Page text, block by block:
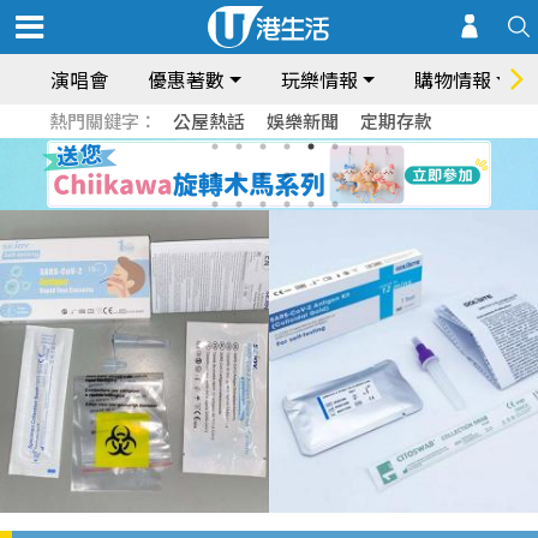
演唱會 優惠著數 玩樂情報 購物情報
熱門關鍵字： 公屋熱話 娛樂新聞 定期存款